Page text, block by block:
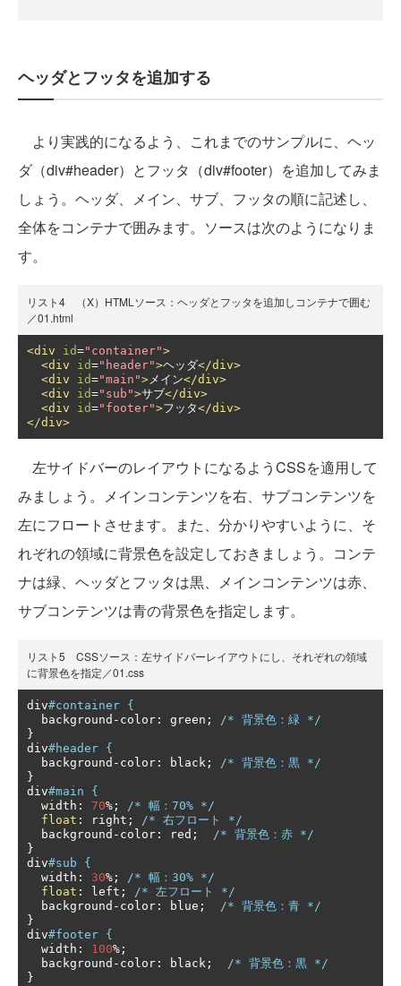
ヘッダとフッタを追加する
より実践的になるよう、これまでのサンプルに、ヘッ
ダ（div#header）とフッタ（div#footer）を追加してみま
しょう。ヘッダ、メイン、サブ、フッタの順に記述し、
全体をコンテナで囲みます。ソースは次のようになりま
す。
リスト4 （X）HTMLソース：ヘッダとフッタを追加しコンテナで囲む
／01.html
<div id="container">
<div
id="header">ヘッダ</div>
<div
id="main">メイン</div>
<div
id="sub">サブ</div>
<div
id="footer">フッタ</div>
</div>
左サイドバーのレイアウトになるようCSSを適用して
みましょう。メインコンテンツを右、サブコンテンツを
左にフロートさせます。また、分かりやすいように、そ
れぞれの領域に背景色を設定しておきましょう。コンテ
ナは緑、ヘッダとフッタは黒、メインコンテンツは赤、
サブコンテンツは青の背景色を指定します。
リスト5 CSSソース：左サイドバーレイアウトにし、それぞれの領域
に背景色を指定／01.css
div#container {
  background
- color : green ;
/* 背景色：緑 */
}
div#header {
  background
- color : black ;
/* 背景色：黒 */
}
div#main {
  width
: 70%;
/* 幅：70% */
float : right ;
/* 右フロート */
  background
- color : red ;
/* 背景色：赤 */
}
div#sub {
  width
: 30%;
/* 幅：30% */
float : left ;
/* 左フロート */
  background
- color : blue ;
/* 背景色：青 */
}
div#footer {
  width
: 100%;
  background
- color : black ;
/* 背景色：黒 */
}